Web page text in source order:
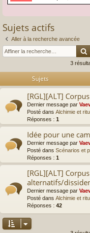
Sujets actifs
Aller à la recherche avancée
3
Sujets
[RGL][ALT]
Dernier message par
Posté dans Alchimie et
Réponses : 1
Idée pour une
Dernier message par
Posté dans Scénarios et
Réponses : 1
[RGL][ALT]
alternatifs/
Dernier message par
Posté dans Alchimie et
Réponses : 42